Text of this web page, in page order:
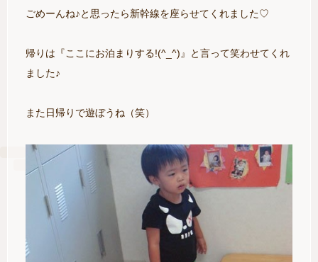
ごめーんね♪と思ったら新幹線を座らせてくれました♡
帰りは『ここにお泊まりする!(^_^)』と言って笑わせてくれ
ました♪
また日帰りで遊ぼうね（笑）